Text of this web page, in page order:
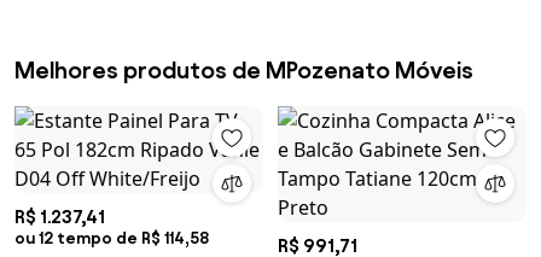
Melhores produtos de MPozenato Móveis
R$ 1.237,41
ou 12 tempo de R$ 114,58
R$ 991,71